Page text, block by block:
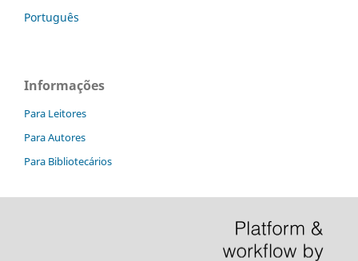
Português
Informações
Para Leitores
Para Autores
Para Bibliotecários